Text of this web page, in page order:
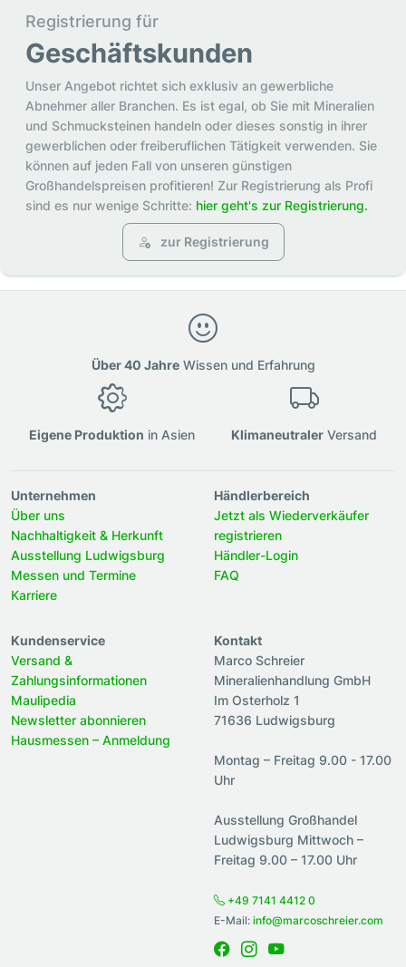
Registrierung für
Geschäftskunden
Unser Angebot richtet sich exklusiv an gewerbliche
Abnehmer aller Branchen. Es ist egal, ob Sie mit Mineralien
und Schmucksteinen handeln oder dieses sonstig in ihrer
gewerblichen oder freiberuflichen Tätigkeit verwenden. Sie
können auf jeden Fall von unseren günstigen
Großhandelspreisen profitieren! Zur Registrierung als Profi
sind es nur wenige Schritte: hier geht's zur Registrierung.
zur Registrierung
Über 40 JahreWissen und Erfahrung
Eigene Produktion in Asien Klimaneutraler Versand
Unternehmen
Über uns
Nachhaltigkeit & Herkunft
Ausstellung Ludwigsburg
Messen und Termine
Karriere
Händlerbereich
Jetzt als Wiederverkäufer
registrieren
Händler-Login
FAQ
Kundenservice
Versand &
Zahlungsinformationen
Maulipedia
Newsletter abonnieren
Hausmessen – Anmeldung
Kontakt
Marco Schreier
Mineralienhandlung GmbH
Im Osterholz 1
71636 Ludwigsburg
Montag – Freitag 9.00 - 17.00
Uhr
Ausstellung Großhandel
Ludwigsburg Mittwoch –
Freitag 9.00 – 17.00 Uhr
+49 7141 4412 0
E-Mail: info@marcoschreier.com